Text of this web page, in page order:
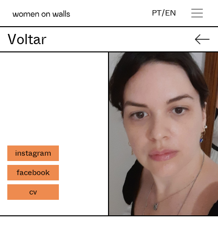
PT/EN
Voltar
instagram
facebook
cv